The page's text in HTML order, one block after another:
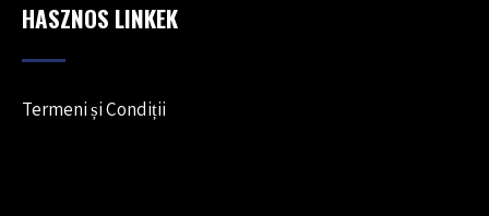
HASZNOS LINKEK
Termeni și Condiții